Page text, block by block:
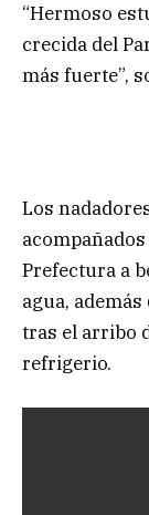
“Hermoso
crecida del
más fuerte”,
Los
Prefectura a
agua,
tras el arribo
refrigerio.